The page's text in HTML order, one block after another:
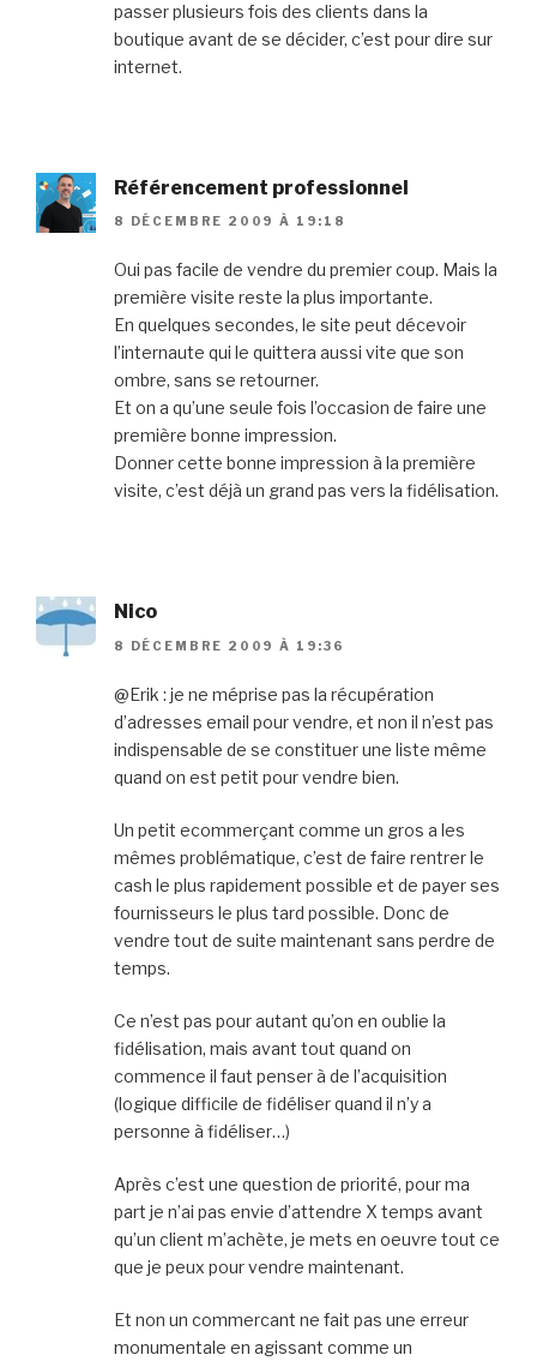
passer plusieurs fois des clients dans la
boutique avant de se décider, c’est pour dire sur
internet.
Référencement professionnel
8 DÉCEMBRE 2009 À 19:18
Oui pas facile de vendre du premier coup. Mais la
première visite reste la plus importante.
En quelques secondes, le site peut décevoir
l’internaute qui le quittera aussi vite que son
ombre, sans se retourner.
Et on a qu’une seule fois l’occasion de faire une
première bonne impression.
Donner cette bonne impression à la première
visite, c’est déjà un grand pas vers la fidélisation.
Nico
8 DÉCEMBRE 2009 À 19:36
@Erik : je ne méprise pas la récupération
d’adresses email pour vendre, et non il n’est pas
indispensable de se constituer une liste même
quand on est petit pour vendre bien.
Un petit ecommerçant comme un gros a les
mêmes problématique, c’est de faire rentrer le
cash le plus rapidement possible et de payer ses
fournisseurs le plus tard possible. Donc de
vendre tout de suite maintenant sans perdre de
temps.
Ce n’est pas pour autant qu’on en oublie la
fidélisation, mais avant tout quand on
commence il faut penser à de l’acquisition
(logique difficile de fidéliser quand il n’y a
personne à fidéliser…)
Après c’est une question de priorité, pour ma
part je n’ai pas envie d’attendre X temps avant
qu’un client m’achète, je mets en oeuvre tout ce
que je peux pour vendre maintenant.
Et non un commercant ne fait pas une erreur
monumentale en agissant comme un